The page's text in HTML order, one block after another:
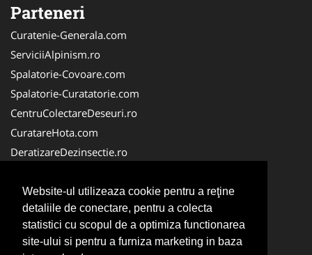
Website-ul utilizeaza cookie pentru a reţine
detaliile de conectare, pentru a colecta
statistici cu scopul de a optimiza functionarea
site-ului si pentru a furniza marketing in baza
Parteneri
Curatenie-Generala.com
ServiciiAlpinism.ro
Spalatorie-Covoare.com
Spalatorie-Curatatorie.com
CentruColectareDeseuri.ro
CuratareHota.com
DeratizareDezinsectie.ro
ColectareDeseuriMedicale.com
FirmaDeratizare.ro
Service-Reparatii.com
Servicii-DDD.com